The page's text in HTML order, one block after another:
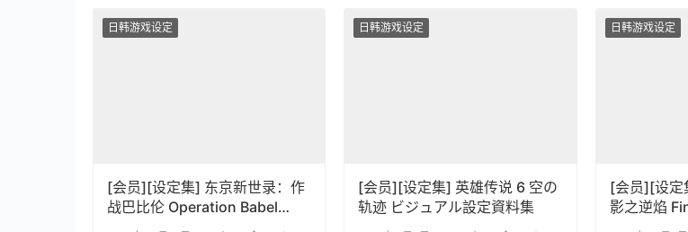
日韩游戏设定
[会员][设定集] 东京新世录：作
战巴比伦 Operation Babel
VISUAL FANBOOK
日韩游戏设定
[会员][设定集] 英雄传说 6 空の
轨迹 ビジュアル設定資料集
日韩游戏设定
[会员][设定
影之逆焰